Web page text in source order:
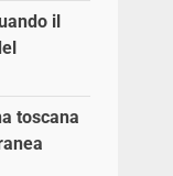
il
toscana